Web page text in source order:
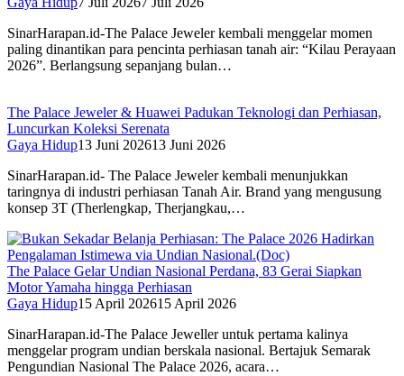
SinarHarapan.id-The Palace Jeweler kembali menggelar momen
paling dinantikan para pencinta perhiasan tanah air: “Kilau Perayaan
2026”. Berlangsung sepanjang bulan…
The Palace Jeweler & Huawei Padukan Teknologi dan Perhiasan,
Luncurkan Koleksi Serenata
Gaya Hidup13 Juni 202613 Juni 2026
SinarHarapan.id- The Palace Jeweler kembali menunjukkan
taringnya di industri perhiasan Tanah Air. Brand yang mengusung
konsep 3T (Therlengkap, Therjangkau,…
The Palace Gelar Undian Nasional Perdana, 83 Gerai Siapkan
Motor Yamaha hingga Perhiasan
Gaya Hidup15 April 202615 April 2026
SinarHarapan.id-The Palace Jeweller untuk pertama kalinya
menggelar program undian berskala nasional. Bertajuk Semarak
Pengundian Nasional The Palace 2026, acara…